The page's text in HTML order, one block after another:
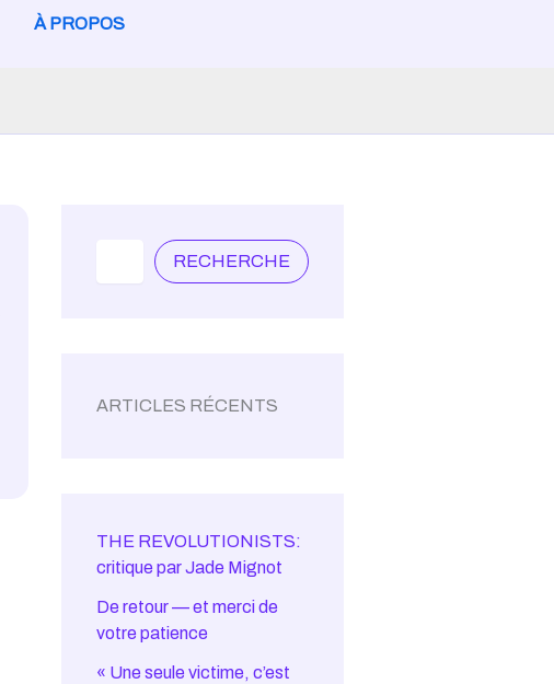
À PROPOS
RECHERCHE
ARTICLES RÉCENTS
THE REVOLUTIONISTS:
critique par Jade Mignot
De retour — et merci de
votre patience
« Une seule victime, c’est